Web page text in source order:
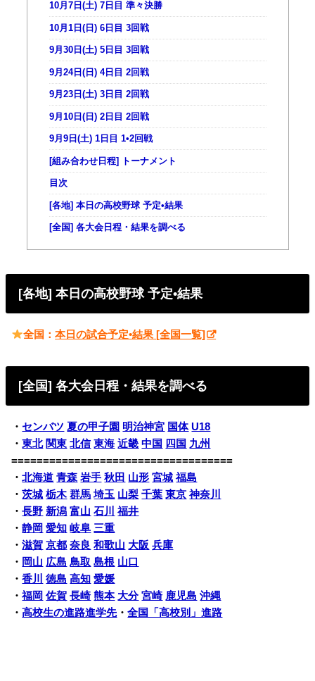
10月7日(土) 7日目 準々決勝
10月1日(日) 6日目 3回戦
9月30日(土) 5日目 3回戦
9月24日(日) 4日目 2回戦
9月23日(土) 3日目 2回戦
9月10日(日) 2日目 2回戦
9月9日(土) 1日目 1•2回戦
[組み合わせ日程] トーナメント
目次
[各地] 本日の高校野球 予定•結果
[全国] 各大会日程・結果を調べる
[各地] 本日の高校野球 予定•結果
全国：本日の試合予定•結果 [全国一覧]
[全国] 各大会日程・結果を調べる
・ センバツ 夏の甲子園 明治神宮 国体 U18
・東北 関東 北信 東海 近畿 中国 四国 九州
===================================
・北海道 青森 岩手 秋田 山形 宮城 福島
・茨城 栃木 群馬 埼玉 山梨 千葉 東京 神奈川
・長野 新潟 富山 石川
福井
・静岡 愛知 岐阜 三重
・滋賀 京都 奈良 和歌山 大阪 兵庫
・ 岡山 広島 鳥取 島根 山口
・香川 徳島 高知 愛媛
・福岡 佐賀 長崎 熊本 大分 宮崎 鹿児島 沖縄
・高校生の進路進学先・全国「高校別」進路